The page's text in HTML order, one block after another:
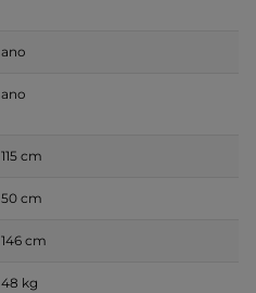
ano
ano
115 cm
50 cm
146 cm
48 kg